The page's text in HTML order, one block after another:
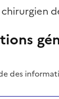
des